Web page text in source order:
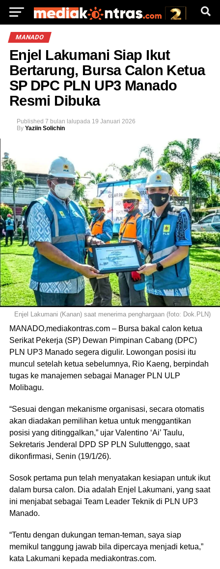
MANADO
Enjel Lakumani Siap Ikut
Bertarung, Bursa Calon Ketua
SP DPC PLN UP3 Manado
Resmi Dibuka
Published 7 bulan lalupada 19 Januari 2026
By Yaziin Solichin
Enjel Lakumani (Kanan) saat menerima penghargaan (foto: Dok.PLN)
MANADO,mediakontras.com – Bursa bakal calon ketua
Serikat Pekerja (SP) Dewan Pimpinan Cabang (DPC)
PLN UP3 Manado segera digulir. Lowongan posisi itu
muncul setelah ketua sebelumnya, Rio Kaeng, berpindah
tugas ke manajemen sebagai Manager PLN ULP
Molibagu.
“Sesuai dengan mekanisme organisasi, secara otomatis
akan diadakan pemilihan ketua untuk menggantikan
posisi yang ditinggalkan,” ujar Valentino ‘Ai’ Taulu,
Sekretaris Jenderal DPD SP PLN Suluttenggo, saat
dikonfirmasi, Senin (19/1/26).
Sosok pertama pun telah menyatakan kesiapan untuk ikut
dalam bursa calon. Dia adalah Enjel Lakumani, yang saat
ini menjabat sebagai Team Leader Teknik di PLN UP3
Manado.
“Tentu dengan dukungan teman-teman, saya siap
memikul tanggung jawab bila dipercaya menjadi ketua,”
kata Lakumani kepada mediakontras.com.